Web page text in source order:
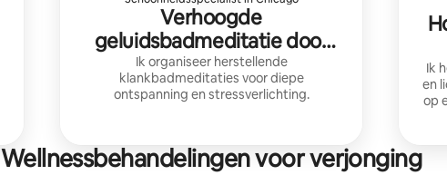
Verhoogde
geluidsbadmeditatie door
Mekka
Ik organiseer herstellende
klankbadmeditaties voor diepe
ontspanning en stressverlichting.
Ik
en
op
Wellnessbehandelingen voor verjonging